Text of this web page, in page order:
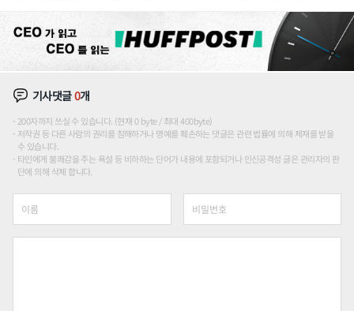
기사댓글0개
200자까지 쓰실 수 있습니다. (현재 0 byte / 최대 400byte)
저작권 등 다른 사람의 권리를 침해하거나 명예를 훼손하는 댓글은 관련 법률에 의해 제재를 받을
수 있습니다.
타인에게 불쾌감을 주는 욕설 등 비하하는 단어가 내용에 포함되거나 인신공격성 글은 관리자의 판
단에 의해 삭제 합니다.